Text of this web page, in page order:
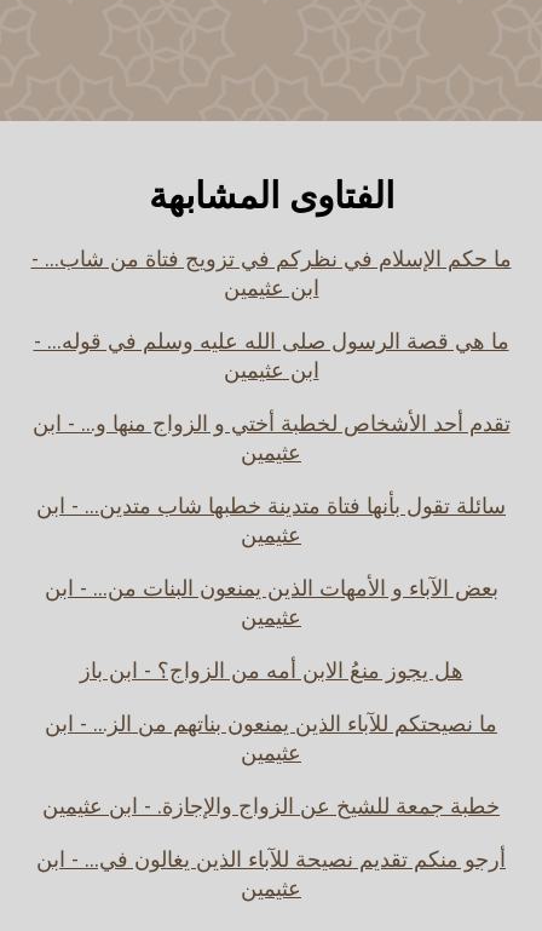
الفتاوى المشابهة
ما حكم الإسلام في نظركم في تزويج فتاة من شاب... -
ابن عثيمين
ما هي قصة الرسول صلى الله عليه وسلم في قوله... -
ابن عثيمين
تقدم أحد الأشخاص لخطبة أختي و الزواج منها و... - ابن
عثيمين
سائلة تقول بأنها فتاة متدينة خطبها شاب متدين... - ابن
عثيمين
بعض الآباء و الأمهات الذين يمنعون البنات من... - ابن
عثيمين
هل يجوز منعُ الابن أمه من الزواج؟ - ابن باز
ما نصيحتكم للآباء الذين يمنعون بناتهم من الز... - ابن
عثيمين
خطبة جمعة للشيخ عن الزواج والإجازة. - ابن عثيمين
أرجو منكم تقديم نصيحة للآباء الذين يغالون في... - ابن
عثيمين